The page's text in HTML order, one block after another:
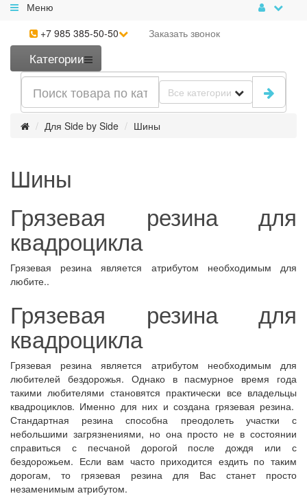
Меню
+7 985 385-50-50
Заказать звонок
Категории
Все категории
Для Side by Side Шины
Шины
Грязевая резина для
квадроцикла
Грязевая резина является атрибутом необходимым для
любите..
Грязевая резина для
квадроцикла
Грязевая резина является атрибутом необходимым для
любителей бездорожья. Однако в пасмурное время года
такими любителями становятся практически все владельцы
квадроциклов. Именно для них и создана грязевая резина.
Стандартная резина способна преодолеть участки с
небольшими загрязнениями, но она просто не в состоянии
справиться с песчаной дорогой после дождя или с
бездорожьем. Если вам часто приходится ездить по таким
дорогам, то грязевая резина для Вас станет просто
незаменимым атрибутом.